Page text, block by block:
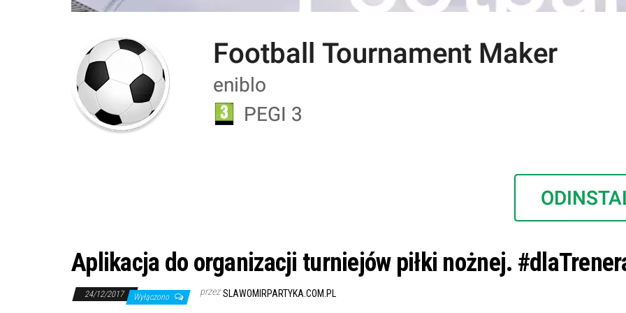
Aplikacja do organizacji turniejów piłki nożnej.
24/12/2017 Wyłączono przez SLAWOMIRPARTYKA.COM.PL